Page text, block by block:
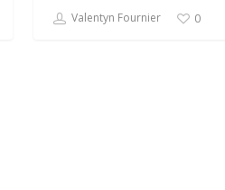
Valentyn Fournier 0